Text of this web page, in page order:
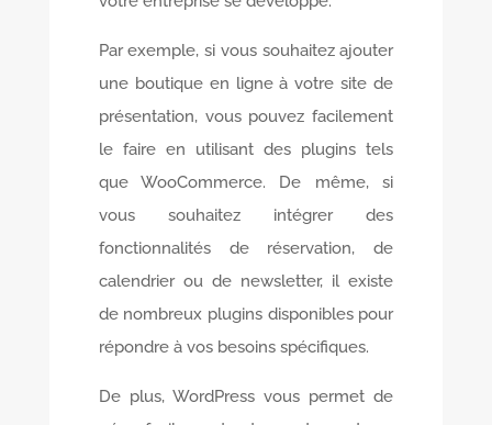
Par exemple, si vous souhaitez ajouter
une boutique en ligne à votre site de
présentation, vous pouvez facilement
le faire en utilisant des plugins tels
que WooCommerce. De même, si
vous souhaitez intégrer des
fonctionnalités de réservation, de
calendrier ou de newsletter, il existe
de nombreux plugins disponibles pour
répondre à vos besoins spécifiques.
De plus, WordPress vous permet de